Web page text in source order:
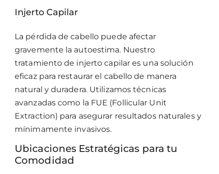
Injerto Capilar
La pérdida de cabello puede afectar
gravemente la autoestima. Nuestro
tratamiento de injerto capilar es una solución
eficaz para restaurar el cabello de manera
natural y duradera. Utilizamos técnicas
avanzadas como la FUE (Follicular Unit
Extraction) para asegurar resultados naturales y
mínimamente invasivos.
Ubicaciones Estratégicas para tu
Comodidad